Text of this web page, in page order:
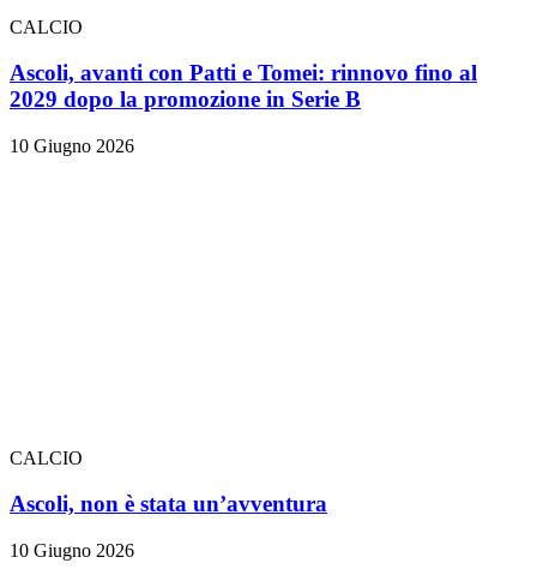
CALCIO
Ascoli, avanti con Patti e Tomei: rinnovo fino al
2029 dopo la promozione in Serie B
10 Giugno 2026
CALCIO
Ascoli, non è stata un’avventura
10 Giugno 2026